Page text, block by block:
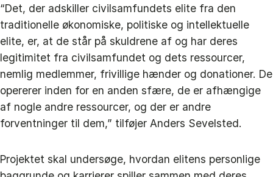
“Det, der adskiller civilsamfundets elite fra den
traditionelle økonomiske, politiske og intellektuelle
elite, er, at de står på skuldrene af og har deres
legitimitet fra civilsamfundet og dets ressourcer,
nemlig medlemmer, frivillige hænder og donationer. De
opererer inden for en anden sfære, de er afhængige
af nogle andre ressourcer, og der er andre
forventninger til dem,” tilføjer Anders Sevelsted.
Projektet skal undersøge, hvordan elitens personlige